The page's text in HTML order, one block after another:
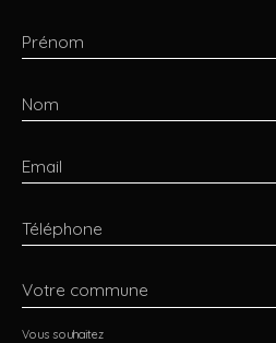
Prénom
Nom
Email
Téléphone
Votre commune
Vous souhaitez